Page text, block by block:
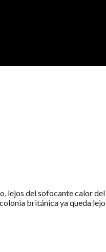
lejos del sofocante calor
británica ya queda